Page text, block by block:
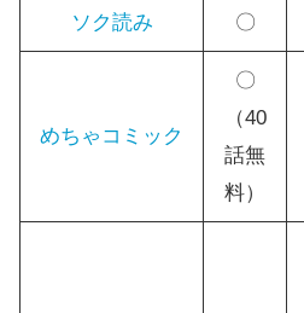
ソク読み 〇
めちゃコミック
〇
（40
話無
料）